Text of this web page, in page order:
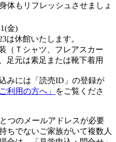
体もリフレッシュさせましょ
金)
は休館いたします。
（Ｔシャツ、フレアスカー
足元は素足または靴下着用
みには「読売ID」の登録が
利用の方へ」
をご覧くださ
つのメールアドレスが必要
ちでないご家族がいて複数人